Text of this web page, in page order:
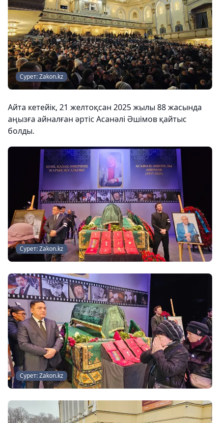
Сурет: Zakon.kz
Айта кетейік, 21 желтоқсан 2025 жылы 88 жасында
аңызға айналған әртіс Асанәлі Әшімов қайтыс
болды.
Сурет: Zakon.kz
Сурет: Zakon.kz